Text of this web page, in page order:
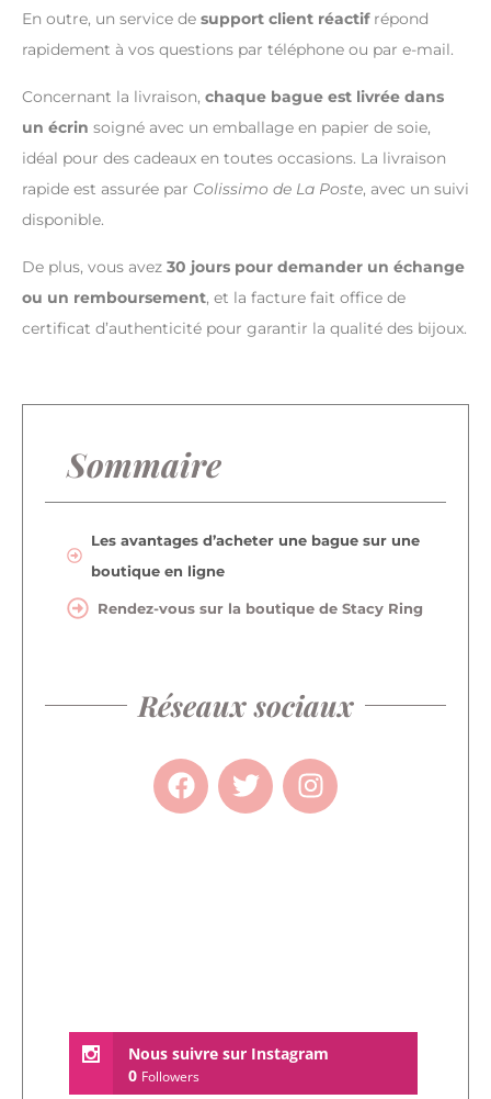
En outre, un service de support client réactifrépond
rapidement à vos questions par téléphone ou par e-mail.
Concernant la livraison, chaque bague est livrée dans
un écrin soigné avec un emballage en papier de soie,
idéal pour des cadeaux en toutes occasions. La livraison
rapide est assurée par Colissimo de La Poste, avec un suivi
disponible.
De plus, vous avez 30 jours pour demander un échange
ou un remboursement, et la facture fait office de
certificat d’authenticité pour garantir la qualité des bijoux.
Sommaire
Les avantages d’acheter une bague sur une
boutique en ligne
Rendez-vous sur la boutique de Stacy Ring
Réseaux sociaux
Nous suivre sur Instagram
0 Followers